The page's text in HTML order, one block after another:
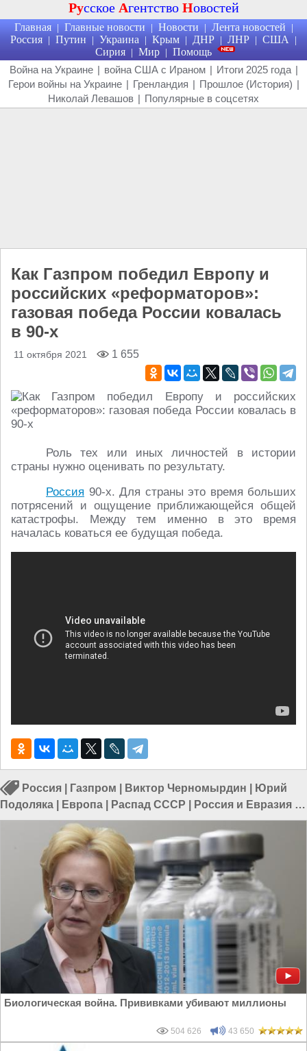
Русское Агентство Новостей
Главная | Главные новости | Новости | Лента новостей |
Россия | Путин | Украина | Крым | ДНР | ЛНР | США |
Сирия | Мир | Помощь
Война на Украине | война США с Ираном | Итоги 2025 года |
Герои войны на Украине | Гренландия | Прошлое (История) |
Николай Левашов | Популярные в соцсетях
Как Газпром победил Европу и
российских «реформаторов»:
газовая победа России ковалась
в 90-х
11 октября 2021 1 655
Роль тех или иных личностей в истории
страны нужно оценивать по результату.
Россия 90-х. Для страны это время больших
потрясений и ощущение приближающейся общей
катастрофы. Между тем именно в это время
началась коваться ее будущая победа.
Россия Газпром Виктор Черномырдин
Юрий
Подоляка
Европа Распад СССР Россия и Евразия |
Россия и Европа
Биологическая война. Прививками убивают миллионы
504 626 43 650